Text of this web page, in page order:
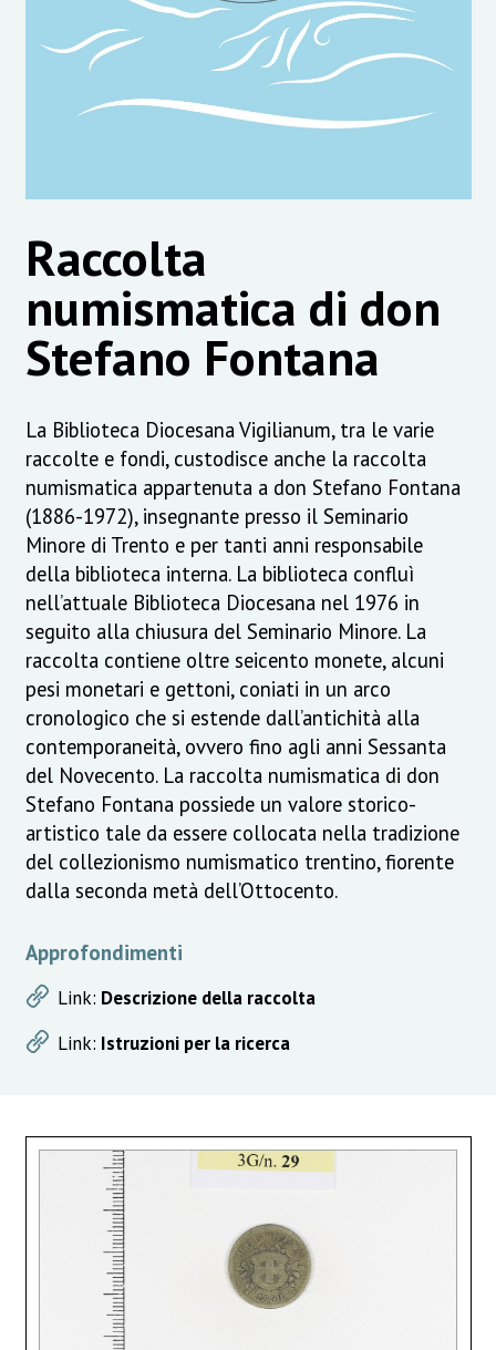
Raccolta
numismatica di don
Stefano Fontana
La Biblioteca Diocesana Vigilianum, tra le varie
raccolte e fondi, custodisce anche la raccolta
numismatica appartenuta a don Stefano Fontana
(1886-1972), insegnante presso il Seminario
Minore di Trento e per tanti anni responsabile
della biblioteca interna. La biblioteca confluì
nell’attuale Biblioteca Diocesana nel 1976 in
seguito alla chiusura del Seminario Minore. La
raccolta contiene oltre seicento monete, alcuni
pesi monetari e gettoni, coniati in un arco
cronologico che si estende dall’antichità alla
contemporaneità, ovvero fino agli anni Sessanta
del Novecento. La raccolta numismatica di don
Stefano Fontana possiede un valore storico-
artistico tale da essere collocata nella tradizione
del collezionismo numismatico trentino, fiorente
dalla seconda metà dell’Ottocento.
Approfondimenti
Link: Descrizione della raccolta
Link: Istruzioni per la ricerca